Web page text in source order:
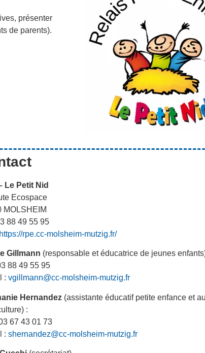
présenter
de parents).
Le Petit Nid
Ecospace
MOLSHEIM
88 49 55 95
https://rpe.cc-molsheim-mutzig.fr/
Gillmann (responsable et éducatrice de jeunes
88 49 55 95
: vgillmann@cc-molsheim-mutzig.fr
Hernandez (assistante éducatif petite enfance et
:
67 43 01 73
: shernandez@cc-molsheim-mutzig.fr